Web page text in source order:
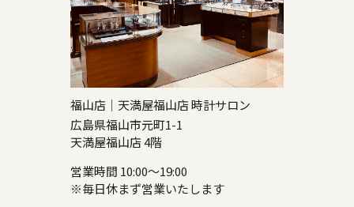
福山店｜天満屋福山店 時計サロン
広島県福山市元町1-1
天満屋福山店 4階
営業時間 10:00～19:00
※毎日休まず営業いたします